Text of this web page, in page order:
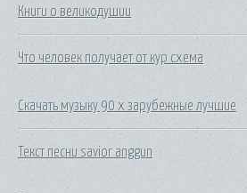
Книги о великодушии
Что человек получает от кур схема
Скачать музыку 90 х зарубежные лучшие
Текст песни savior anggun